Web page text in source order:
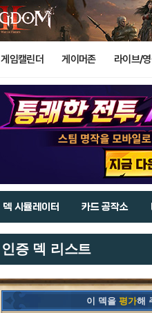
게임캘린더 게이머존 라이브/
덱 시뮬레이터 카드 공작소
인증 덱 리스트
이 덱을 평가해